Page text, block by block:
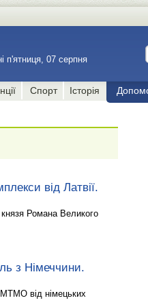
п'ятниця, 07 серпня
Спорт Історія
від Латвії.
князя Романа Великого
з Німеччини.
МТМО від німецьких